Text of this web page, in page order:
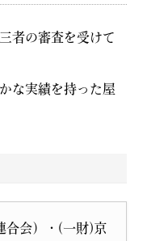
者の審査を受けて
な実績を持った屋
合会）・(一財)京